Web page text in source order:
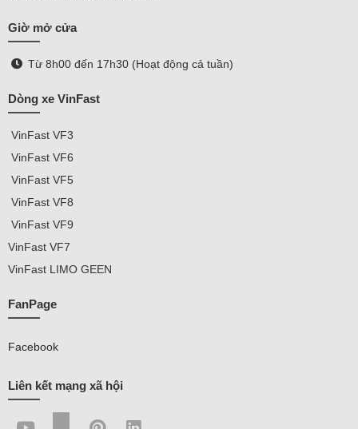
Giờ mở cửa
Từ 8h00 đến 17h30 (Hoạt động cả tuần)
Dòng xe VinFast
VinFast VF3
VinFast VF6
VinFast VF5
VinFast VF8
VinFast VF9
VinFast VF7
VinFast LIMO GEEN
FanPage
Facebook
Liên kết mạng xã hội